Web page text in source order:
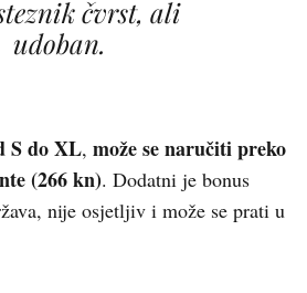
čvrst, ali
udoban.
S do XL, može se naručiti preko
(266 kn). Dodatni je bonus
nije osjetljiv i može se prati u